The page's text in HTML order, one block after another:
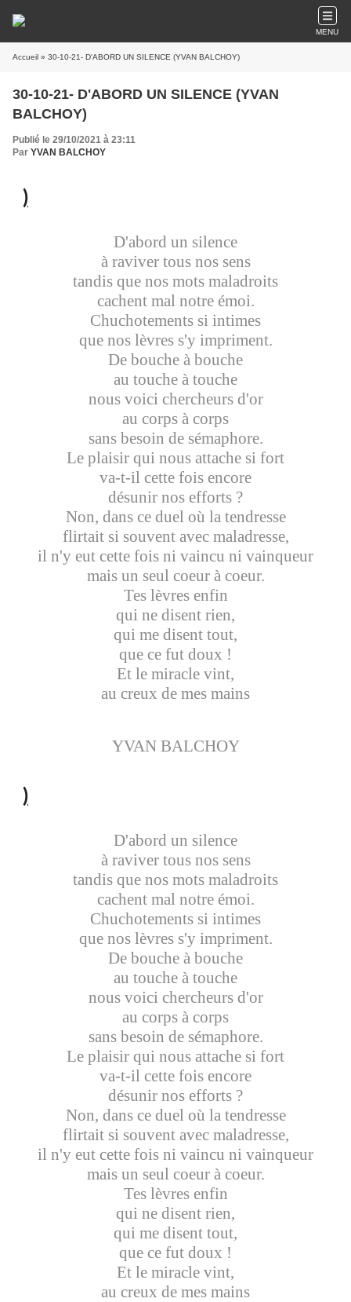
MENU
Accueil » 30-10-21- D'ABORD UN SILENCE (YVAN BALCHOY)
30-10-21- D'ABORD UN SILENCE (YVAN
BALCHOY)
Publié le 29/10/2021 à 23:11
Par YVAN BALCHOY
)
D'abord un silence
à raviver tous nos sens
tandis que nos mots maladroits
cachent mal notre émoi.
Chuchotements si intimes
que nos lèvres s'y impriment.
De bouche à bouche
au touche à touche
nous voici chercheurs d'or
au corps à corps
sans besoin de sémaphore.
Le plaisir qui nous attache si fort
va-t-il cette fois encore
désunir nos efforts ?
Non, dans ce duel où la tendresse
flirtait si souvent avec maladresse,
il n'y eut cette fois ni vaincu ni vainqueur
mais un seul coeur à coeur.
Tes lèvres enfin
qui ne disent rien,
qui me disent tout,
que ce fut doux !
Et le miracle vint,
au creux de mes mains
YVAN BALCHOY
)
D'abord un silence
à raviver tous nos sens
tandis que nos mots maladroits
cachent mal notre émoi.
Chuchotements si intimes
que nos lèvres s'y impriment.
De bouche à bouche
au touche à touche
nous voici chercheurs d'or
au corps à corps
sans besoin de sémaphore.
Le plaisir qui nous attache si fort
va-t-il cette fois encore
désunir nos efforts ?
Non, dans ce duel où la tendresse
flirtait si souvent avec maladresse,
il n'y eut cette fois ni vaincu ni vainqueur
mais un seul coeur à coeur.
Tes lèvres enfin
qui ne disent rien,
qui me disent tout,
que ce fut doux !
Et le miracle vint,
au creux de mes mains